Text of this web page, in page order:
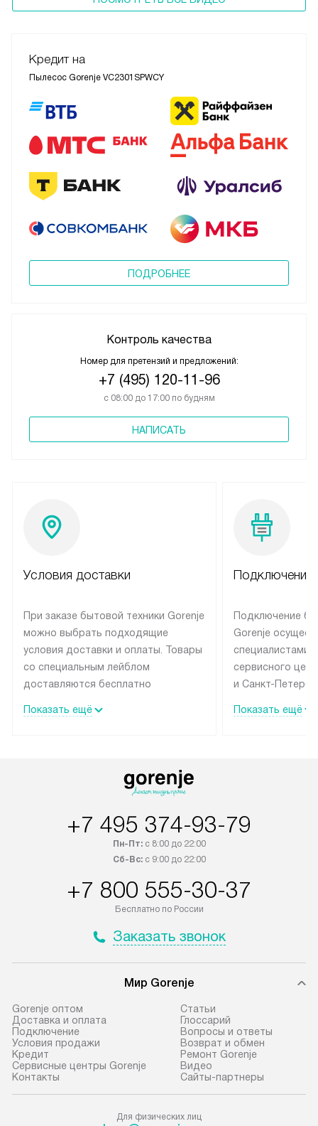
Кредит на
Пылесос Gorenje VC2301SPWCY
ПОДРОБНЕЕ
Контроль качества
Номер для претензий и предложений:
+7 (495) 120-11-96
с 08:00 до 17:00 по будням
НАПИСАТЬ
Условия доставки
При заказе бытовой техники Gorenje
можно выбрать подходящие
условия доставки и оплаты. Товары
со специальным лейблом
доставляются бесплатно
до подъезда, выезд за МКАД
в течение трех дней. Доставка
регионы осуществляется через
100% предоплаты наша компания
до представительства
транспортной компании в городе
условия доставки у менеджера при
В оговоренный день служба
доставки доставит упакованный
прибор до подъезда. Если
требуется переместить прибор
до двери квартиры или до места
установки, пожалуйста,
взимается дополнительная плата.
Показать ещё
Подключение
Подключение
Gorenje
специалистами
сервисного
и Санкт-
подключается
подключения к
определяется
снятие упаковки
отдельных
монтируется в
Показать ещё
+7 495 374-93-79
Пн-Пт:с 8:00 до 22:00
Сб-Вс:с 9:00 до 22:00
+7 800 555-30-37
Бесплатно по России
Заказать звонок
Мир Gorenje
Gorenje оптом
Доставка и оплата
Подключение
Условия продажи
Кредит
Сервисные центры Gorenje
Контакты
Cтатьи
Глоссарий
Вопросы и ответы
Возврат и обмен
Ремонт Gorenje
Видео
Сайты-партнеры
Для физических лиц